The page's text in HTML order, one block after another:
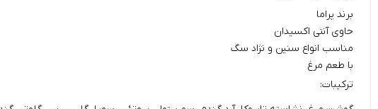
برند پراما
حاوی آنتی اکسیدان
مناسب انواع سنین و نژاد سگ
با طعم مرغ
ترکیبات: